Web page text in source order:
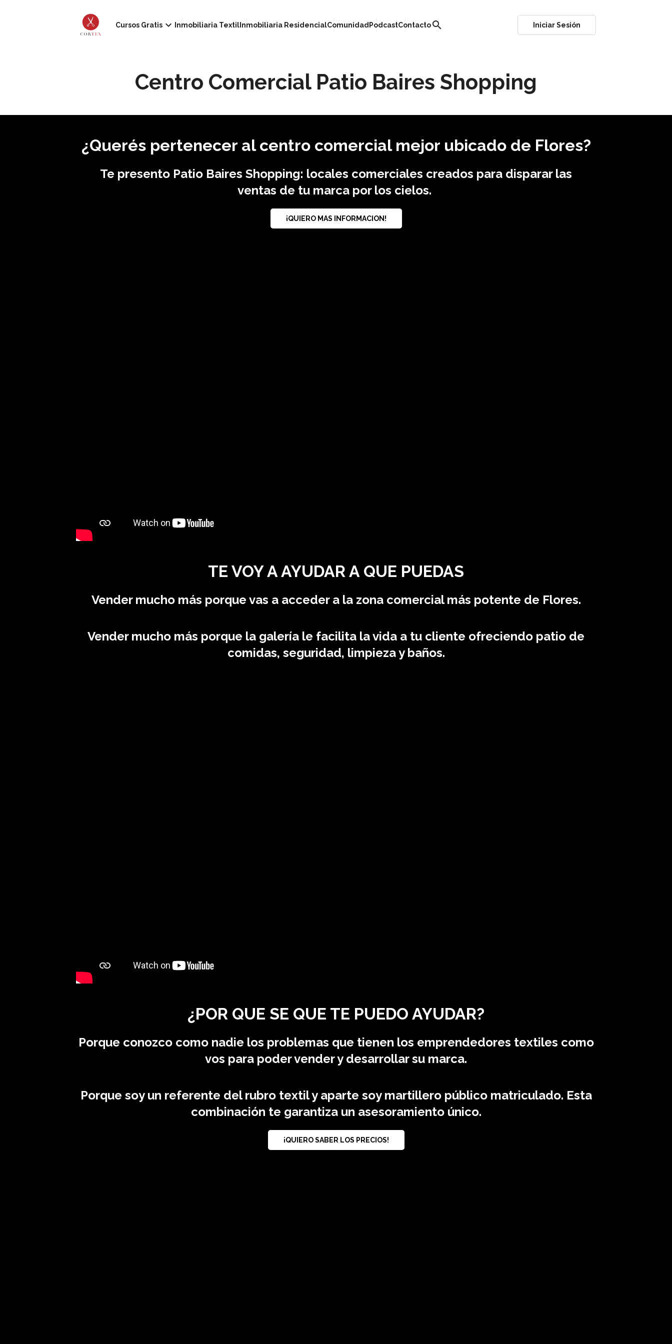
Cursos Gratiskeyboard_arrow_down Inmobiliaria TextilInmobiliaria ResidencialComunidadPodcastContactosearch Iniciar Sesión
Centro Comercial Patio Baires Shopping
¿Querés pertenecer al centro comercial mejor ubicado de Flores?
Te presento Patio Baires Shopping: locales comerciales creados para disparar las
ventas de tu marca por los cielos.
¡QUIERO MAS INFORMACION!
TE VOY A AYUDAR A QUE PUEDAS
Vender mucho más porque vas a acceder a la zona comercial más potente de Flores.
Vender mucho más porque la galería le facilita la vida a tu cliente ofreciendo patio de
comidas, seguridad, limpieza y baños.
¿POR QUE SE QUE TE PUEDO AYUDAR?
Porque conozco como nadie los problemas que tienen los emprendedores textiles como
vos para poder vender y desarrollar su marca.
Porque soy un referente del rubro textil y aparte soy martillero público matriculado. Esta
combinación te garantiza un asesoramiento único.
¡QUIERO SABER LOS PRECIOS!